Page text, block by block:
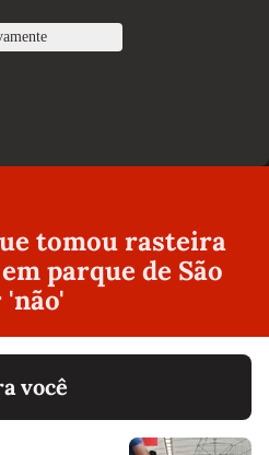
tomou rasteira
parque de São
'não'
você